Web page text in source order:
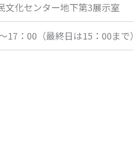
文化センター地下第3展示室
17：00（最終日は15：00まで）